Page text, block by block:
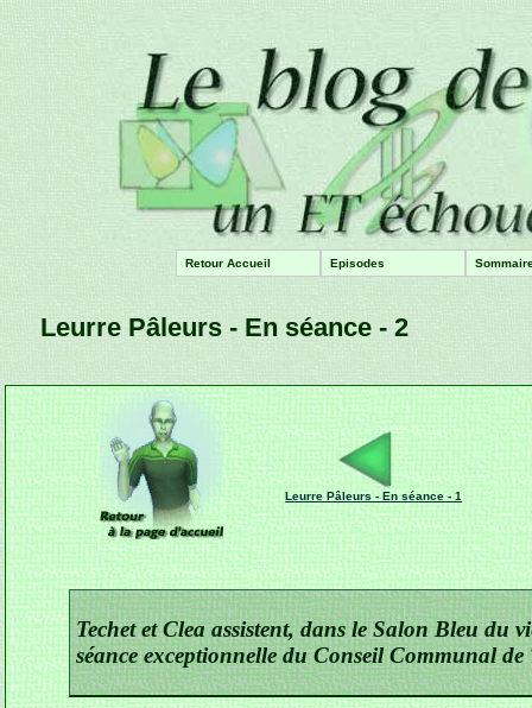
Retour Accueil Episodes
Leurre Pâleurs - En séance - 2
Leurre Pâleurs - En séance - 1
Techet et Clea assistent, dans le Salon Bleu
séance exceptionnelle du Conseil Communal